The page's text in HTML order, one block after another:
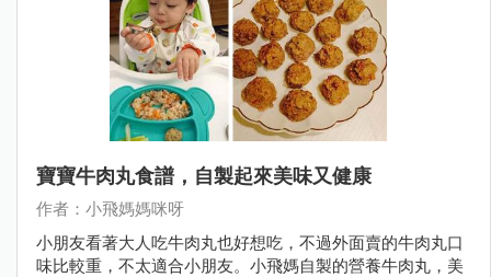
寶寶牛肉丸食譜，自製起來美味又健康
作者：小飛媽媽咪呀
小朋友看著大人吃牛肉丸也好想吃，不過外面賣的牛肉丸口
味比較重，不太適合小朋友。小飛媽自製的營養牛肉丸，美